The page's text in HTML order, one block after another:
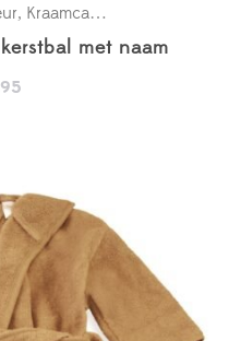
, Kraamcadeaus
met naam